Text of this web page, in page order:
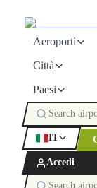
Aeroporti
Città
Paesi
IT
Accedi